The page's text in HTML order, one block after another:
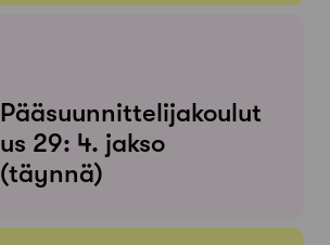
Pääsuunnittelijakoulut
us 29: 4. jakso
(täynnä)